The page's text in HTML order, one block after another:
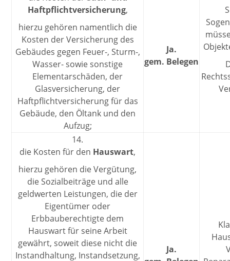
Haftpflichtversicherung,
hierzu gehören namentlich die
Kosten der Versicherung des
Gebäudes gegen Feuer-, Sturm-,
Wasser- sowie sonstige
Elementarschäden, der
Glasversicherung, der
Haftpflichtversicherung für das
Gebäude, den Öltank und den
Aufzug;
Ja.
gem. Belegen
14.
die Kosten für den Hauswart,
hierzu gehören die Vergütung,
die Sozialbeiträge und alle
geldwerten Leistungen, die der
Eigentümer oder
Erbbauberechtigte dem
Hauswart für seine Arbeit
gewährt, soweit diese nicht die
Instandhaltung, Instandsetzung,
Ja.